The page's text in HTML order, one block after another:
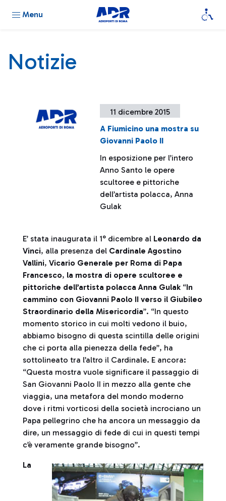
Menu
Notizie
11 dicembre 2015
A Fiumicino una mostra su
Giovanni Paolo II
In esposizione per l’intero
Anno Santo le opere
scultoree e pittoriche
dell’artista polacca, Anna
Gulak
E’ stata inaugurata il 1° dicembre al Leonardo da
Vinci, alla presenza del Cardinale Agostino
Vallini, Vicario Generale per Roma di Papa
Francesco, la mostra di opere scultoree e
pittoriche dell’artista polacca Anna Gulak “In
cammino con Giovanni Paolo II verso il Giubileo
Straordinario della Misericordia”. “In questo
momento storico in cui molti vedono il buio,
abbiamo bisogno di questa scintilla delle origini
che ci porta alla pienezza della fede”, ha
sottolineato tra l’altro il Cardinale. E ancora:
“Questa mostra vuole significare il passaggio di
San Giovanni Paolo II in mezzo alla gente che
viaggia, una metafora del mondo moderno
dove i ritmi vorticosi della società incrociano un
Papa pellegrino che ha ancora un messaggio da
dire, un messaggio di fede di cui in questi tempi
c’è veramente grande bisogno”.
La